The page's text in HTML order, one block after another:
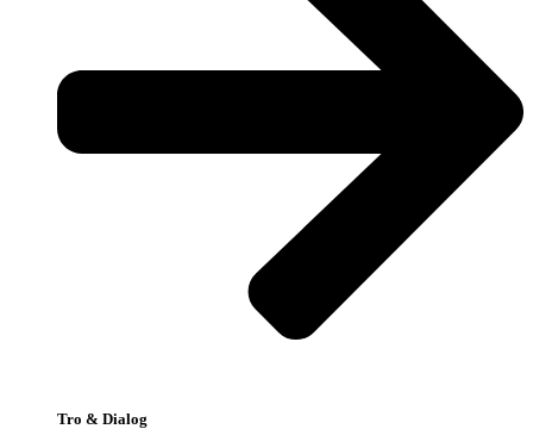
Tro & Dialog